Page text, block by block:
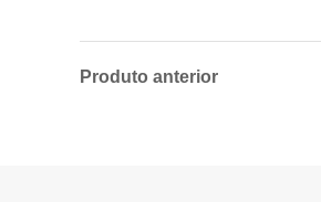
Produto anterior